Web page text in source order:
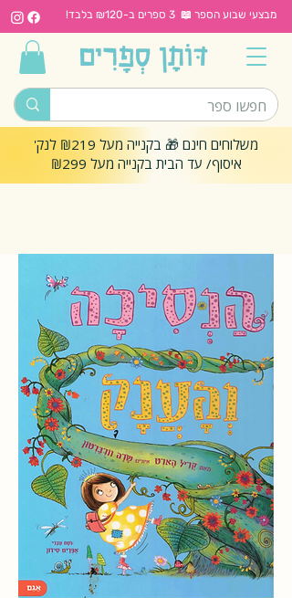
מבצעי שבוע הספר 📖 3 ספרים ב-₪120 בלבד!
משלוחים חינם 🎁 בקנייה מעל ₪219 לנק'
איסוף/ עד הבית בקנייה מעל ₪299